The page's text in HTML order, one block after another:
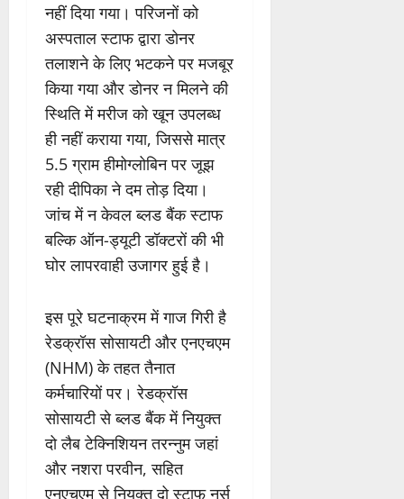
नहीं दिया गया। परिजनों को
अस्पताल स्टाफ द्वारा डोनर
तलाशने के लिए भटकने पर मजबूर
किया गया और डोनर न मिलने की
स्थिति में मरीज को खून उपलब्ध
ही नहीं कराया गया, जिससे मात्र
5.5 ग्राम हीमोग्लोबिन पर जूझ
रही दीपिका ने दम तोड़ दिया।
जांच में न केवल ब्लड बैंक स्टाफ
बल्कि ऑन-ड्यूटी डॉक्टरों की भी
घोर लापरवाही उजागर हुई है।
इस पूरे घटनाक्रम में गाज गिरी है
रेडक्रॉस सोसायटी और एनएचएम
(NHM) के तहत तैनात
कर्मचारियों पर। रेडक्रॉस
सोसायटी से ब्लड बैंक में नियुक्त
दो लैब टेक्निशियन तरन्नुम जहां
और नशरा परवीन, सहित
एनएचएम से नियुक्त दो स्टाफ नर्स